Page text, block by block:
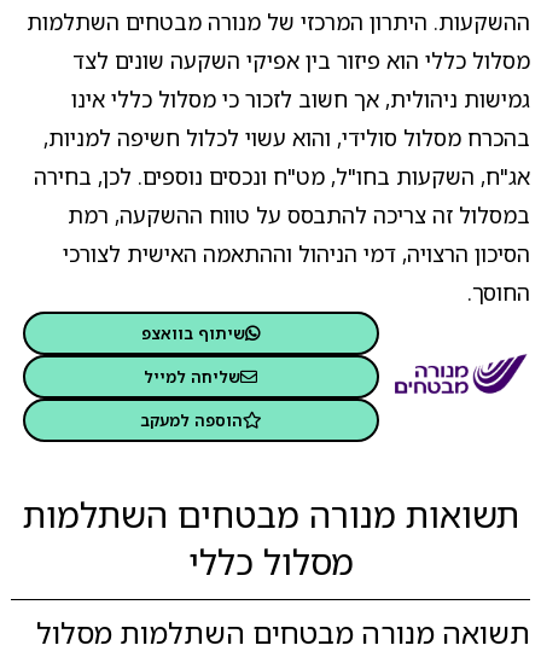
ההשקעות. היתרון המרכזי של מנורה מבטחים השתלמות
מסלול כללי הוא פיזור בין אפיקי השקעה שונים לצד
גמישות ניהולית, אך חשוב לזכור כי מסלול כללי אינו
בהכרח מסלול סולידי, והוא עשוי לכלול חשיפה למניות,
אג"ח, השקעות בחו"ל, מט"ח ונכסים נוספים. לכן, בחירה
במסלול זה צריכה להתבסס על טווח ההשקעה, רמת
הסיכון הרצויה, דמי הניהול וההתאמה האישית לצורכי
החוסך.
שיתוף בוואצפ
שליחה למייל
הוספה למעקב
תשואות מנורה מבטחים השתלמות
מסלול כללי
תשואה מנורה מבטחים השתלמות מסלול